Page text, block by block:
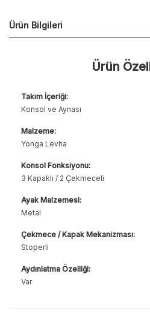
Ürün Bilgileri
Ürün
Takım İçeriği:
Konsol ve Aynası
Malzeme:
Yonga Levha
Konsol Fonksiyonu:
3 Kapaklı / 2 Çekmeceli
Ayak Malzemesi:
Metal
Çekmece / Kapak Mekanizması:
Stoperli
Aydınlatma Özelliği:
Var